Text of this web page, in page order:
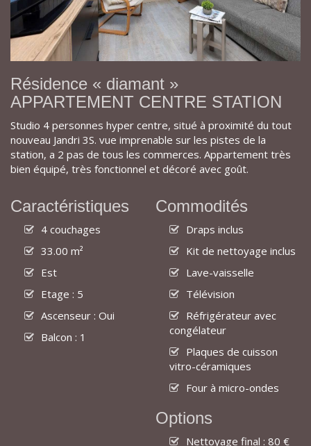
Résidence « diamant »
APPARTEMENT CENTRE STATION
Studio 4 personnes hyper centre, situé à proximité du tout
nouveau Jandri 3S. vue imprenable sur les pistes de la
station, a 2 pas de tous les commerces. Appartement très
bien équipé, très fonctionnel et décoré avec goût.
Caractéristiques
4 couchages
33.00 m²
Est
Etage : 5
Ascenseur : Oui
Balcon : 1
Commodités
Draps inclus
Kit de nettoyage inclus
Lave-vaisselle
Télévision
Réfrigérateur avec
congélateur
Plaques de cuisson
vitro-céramiques
Four à micro-ondes
Options
Nettoyage final : 80 €